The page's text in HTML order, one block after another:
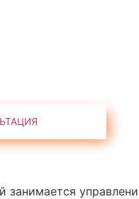
занимается